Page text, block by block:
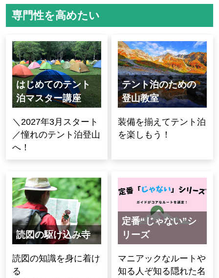
専門性を高めたい
はじめてのテント
泊マスター講座
＼2027年3月スタート
／憧れのテント泊登山
へ！
テント泊のための
登山教室
装備を揃えてテント泊
を楽しもう！
読図の駆け込み寺
読図の知識を身に着け
る
定番“じゃない”シ
リーズ
マニアックなルートや
知る人ぞ知る隠れた名